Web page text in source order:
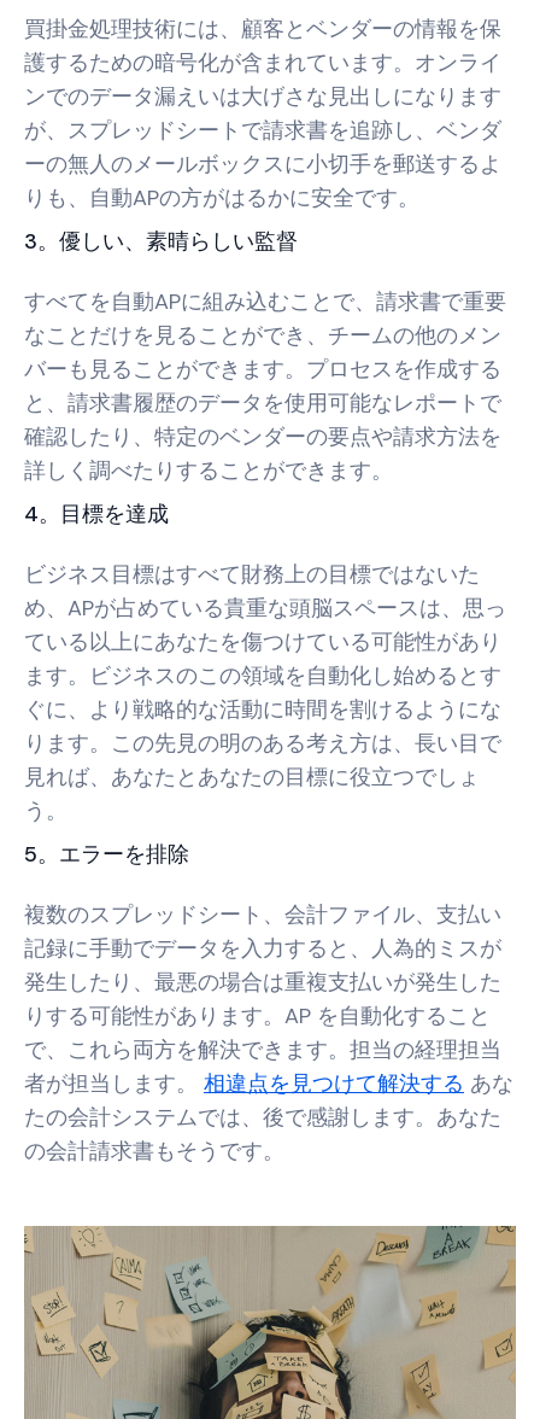
買掛金処理技術には、顧客とベンダーの情報を保
護するための暗号化が含まれています。オンライ
ンでのデータ漏えいは大げさな見出しになります
が、スプレッドシートで請求書を追跡し、ベンダ
ーの無人のメールボックスに小切手を郵送するよ
りも、自動APの方がはるかに安全です。
3。優しい、素晴らしい監督
すべてを自動APに組み込むことで、請求書で重要
なことだけを見ることができ、チームの他のメン
バーも見ることができます。プロセスを作成する
と、請求書履歴のデータを使用可能なレポートで
確認したり、特定のベンダーの要点や請求方法を
詳しく調べたりすることができます。
4。目標を達成
ビジネス目標はすべて財務上の目標ではないた
め、APが占めている貴重な頭脳スペースは、思っ
ている以上にあなたを傷つけている可能性があり
ます。ビジネスのこの領域を自動化し始めるとす
ぐに、より戦略的な活動に時間を割けるようにな
ります。この先見の明のある考え方は、長い目で
見れば、あなたとあなたの目標に役立つでしょ
う。
5。エラーを排除
複数のスプレッドシート、会計ファイル、支払い
記録に手動でデータを入力すると、人為的ミスが
発生したり、最悪の場合は重複支払いが発生した
りする可能性があります。AP を自動化すること
で、これら両方を解決できます。担当の経理担当
者が担当します。 相違点を見つけて解決する あな
たの会計システムでは、後で感謝します。あなた
の会計請求書もそうです。